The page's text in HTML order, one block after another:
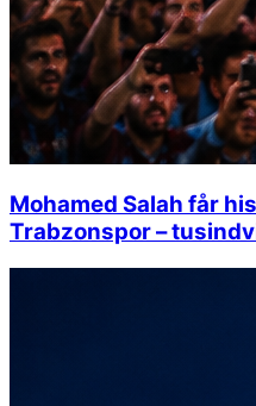
Mohamed Salah får
Trabzonspor –